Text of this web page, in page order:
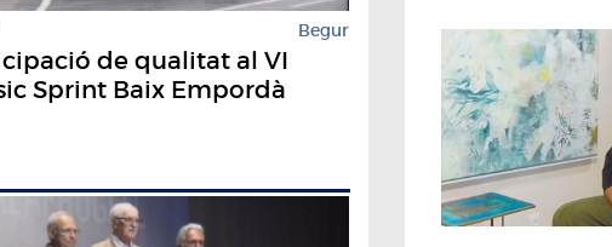
Begur
de qualitat al VI
Sprint Baix Empordà